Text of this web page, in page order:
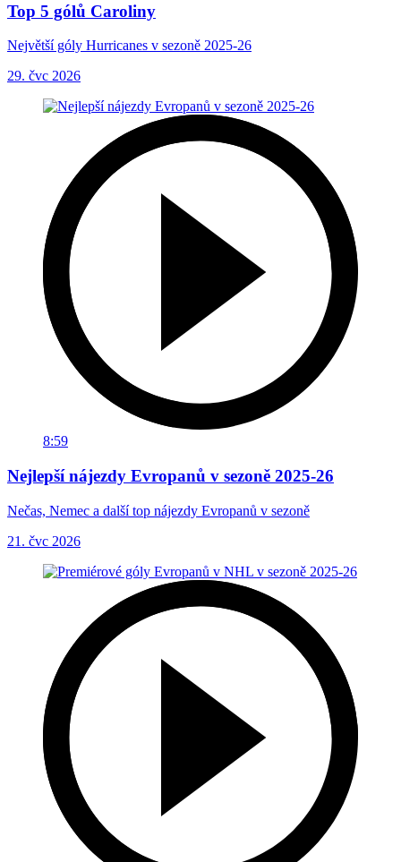
Top 5 gólů Caroliny
Největší góly Hurricanes v sezoně 2025-26
29. čvc 2026
8:59
Nejlepší nájezdy Evropanů v sezoně 2025-26
Nečas, Nemec a další top nájezdy Evropanů v sezoně
21. čvc 2026